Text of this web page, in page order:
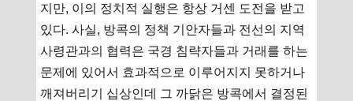
지만, 이의 정치적 실행은 항상 거센 도전을 받고
있다. 사실, 방콕의 정책 기안자들과 전선의 지역
사령관과의 협력은 국경 침략자들과 거래를 하는
문제에 있어서 효과적으로 이루어지지 못하거나
깨져버리기 십상인데 그 까닭은 방콕에서 결정된